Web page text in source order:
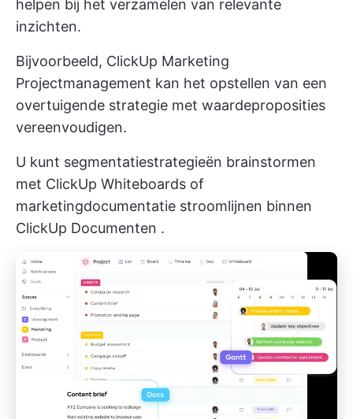
helpen bij het verzamelen van relevante
inzichten.
Bijvoorbeeld, ClickUp Marketing
Projectmanagement kan het opstellen van een
overtuigende strategie met waardeproposities
vereenvoudigen.
U kunt segmentatiestrategieën brainstormen
met ClickUp Whiteboards of
marketingdocumentatie stroomlijnen binnen
ClickUp Documenten .